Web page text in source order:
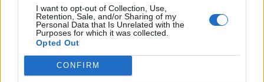
I want to opt-out of Collection, Use,
Retention, Sale, and/or Sharing of my
Personal Data that Is Unrelated with the
Purposes for which it was collected.
Opted Out
CONFIRM
9 Settembre 2025 alle ore 23:39
·Ti stimo·Rispondi